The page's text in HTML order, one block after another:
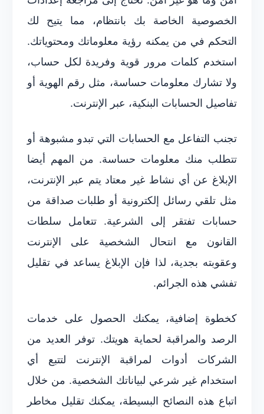
الخصوصية الخاصة بك بانتظام، مما يتيح لك
التحكم في من يمكنه رؤية معلوماتك ومحتوياتك.
استخدم كلمات مرور قوية وفريدة لكل حساب،
ولا تشارك معلومات حساسة، مثل رقم الهوية أو
تفاصيل الحسابات البنكية، عبر الإنترنت.
تجنب التفاعل مع الحسابات التي تبدو مشبوهة أو
تتطلب منك معلومات حساسة. من المهم أيضا
الإبلاغ عن أي نشاط غير معتاد يتم عبر الإنترنت،
مثل تلقي رسائل إلكترونية أو طلبات صداقة من
حسابات تفتقر إلى الشرعية. تتعامل سلطات
القانون مع انتحال الشخصية على الإنترنت
وعقوبته بجدية، لذا فإن الإبلاغ يساعد في تقليل
تفشي هذه الجرائم.
كخطوة إضافية، يمكنك الحصول على خدمات
الرصد والمراقبة لحماية هويتك. توفر العديد من
الشركات أدوات لمراقبة الإنترنت لتتبع أي
استخدام غير شرعي لبياناتك الشخصية. من خلال
اتباع هذه النصائح البسيطة، يمكنك تقليل مخاطر